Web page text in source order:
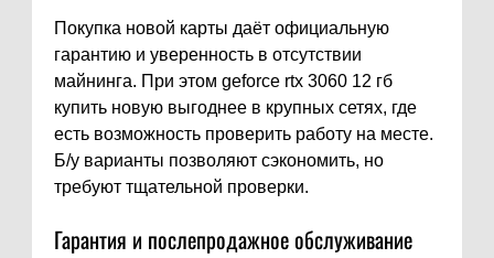
Покупка новой карты даёт официальную
гарантию и уверенность в отсутствии
майнинга. При этом geforce rtx 3060 12 гб
купить новую выгоднее в крупных сетях, где
есть возможность проверить работу на месте.
Б/у варианты позволяют сэкономить, но
требуют тщательной проверки.
Гарантия и послепродажное обслуживание